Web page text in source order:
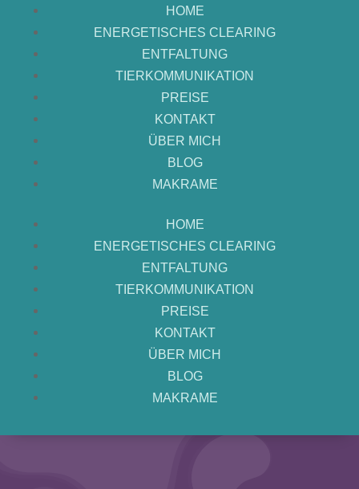
HOME
ENERGETISCHES CLEARING
ENTFALTUNG
TIERKOMMUNIKATION
PREISE
KONTAKT
ÜBER MICH
BLOG
MAKRAME
HOME
ENERGETISCHES CLEARING
ENTFALTUNG
TIERKOMMUNIKATION
PREISE
KONTAKT
ÜBER MICH
BLOG
MAKRAME
PREISE
KONTAKT
ÜBER MICH
BLOG
MAKRAME
HOME
ENERGETISCHES CLEARING
ENTFALTUNG
PREISE
KONTAKT
ÜBER MICH
BLOG
MAKRAME